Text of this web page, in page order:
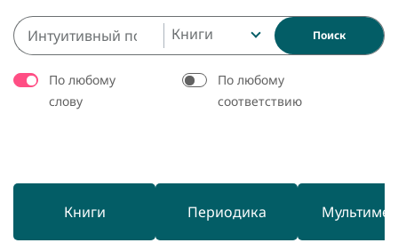
Книги Поиск
По любому
слову
По любому
соответствию
Книги Периодика